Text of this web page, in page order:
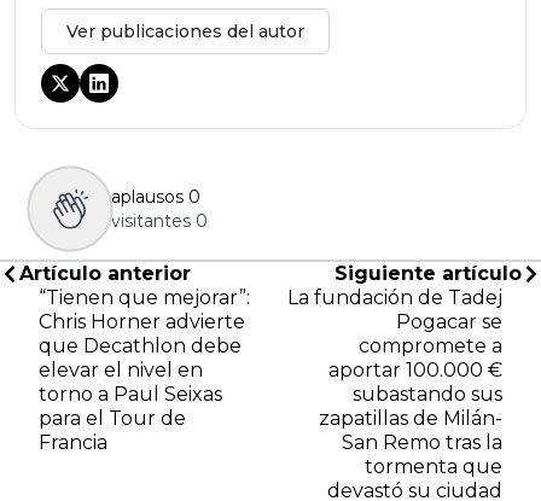
Ver publicaciones del autor
aplausos 0
visitantes 0
Artículo anterior
“Tienen que mejorar”:
Chris Horner advierte
que Decathlon debe
elevar el nivel en
torno a Paul Seixas
para el Tour de
Francia
Siguiente artículo
La fundación de Tadej
Pogacar se
compromete a
aportar 100.000 €
subastando sus
zapatillas de Milán-
San Remo tras la
tormenta que
devastó su ciudad